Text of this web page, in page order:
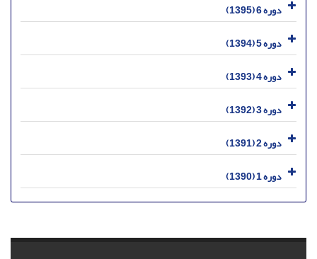
دوره 6 (1395)
دوره 5 (1394)
دوره 4 (1393)
دوره 3 (1392)
دوره 2 (1391)
دوره 1 (1390)